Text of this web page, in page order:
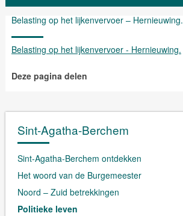
Belasting op het lijkenvervoer – Hernieuwing.
Belasting op het lijkenvervoer - Hernieuwing.
Deze pagina delen
Sint-Agatha-Berchem
Sint-Agatha-Berchem ontdekken
Het woord van de Burgemeester
Noord – Zuid betrekkingen
Politieke leven